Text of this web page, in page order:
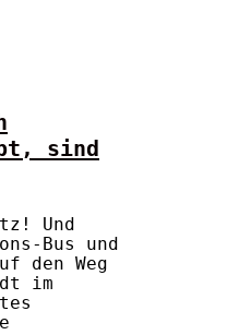
sind
Und
Bus und
den Weg
im